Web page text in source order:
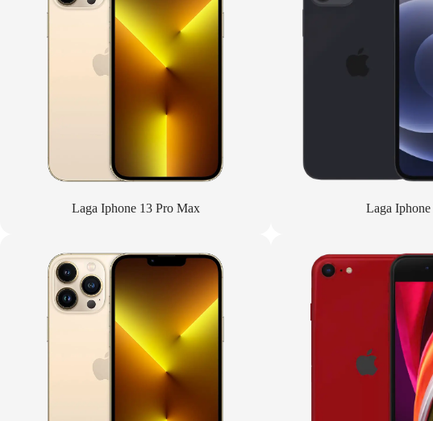
Laga Iphone 13 Pro Max Laga Iphone